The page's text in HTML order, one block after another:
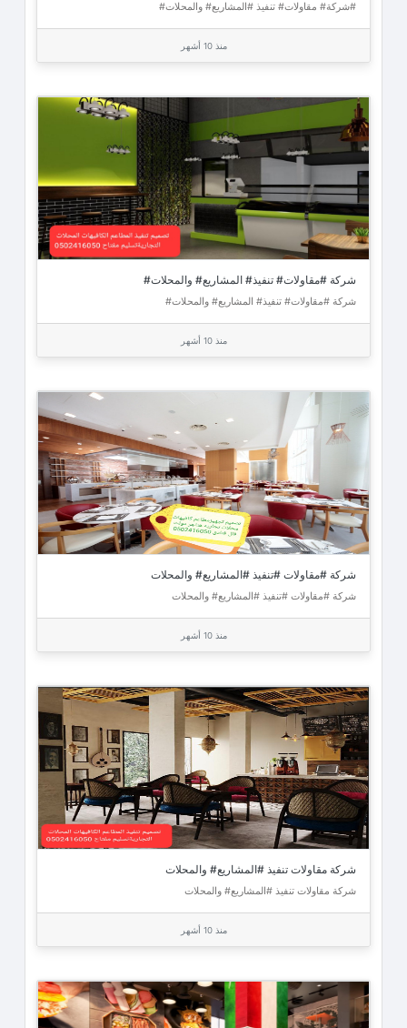
#شركة# مقاولات# تنفيذ #المشاريع# والمحلات#
منذ 10 أشهر
شركة #مقاولات# تنفيذ# المشاريع# والمحلات#
شركة #مقاولات# تنفيذ# المشاريع# والمحلات#
منذ 10 أشهر
شركة #مقاولات #تنفيذ #المشاريع# والمحلات
شركة #مقاولات #تنفيذ #المشاريع# والمحلات
منذ 10 أشهر
شركة مقاولات تنفيذ #المشاريع# والمحلات
شركة مقاولات تنفيذ #المشاريع# والمحلات
منذ 10 أشهر